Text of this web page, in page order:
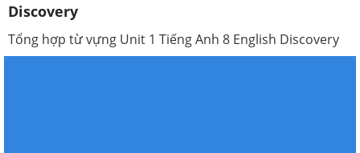
Discovery
Tổng hợp từ vựng Unit 1 Tiếng Anh 8 English Discovery